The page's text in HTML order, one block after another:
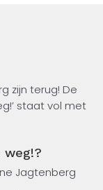
zijn terug! De
staat vol met
en
dagelijkse sleur:
weg!?
Jagtenberg